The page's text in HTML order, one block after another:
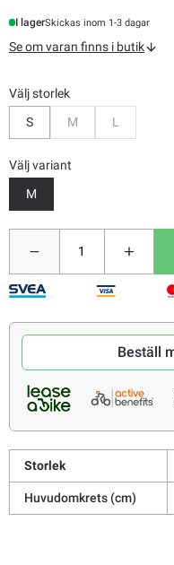
I lagerSkickas inom 1-3 dagar
Se om varan finns i butik
Välj storlek
S
M L
Välj variant
M
Beställ
Storlek
Huvudomkrets (cm)